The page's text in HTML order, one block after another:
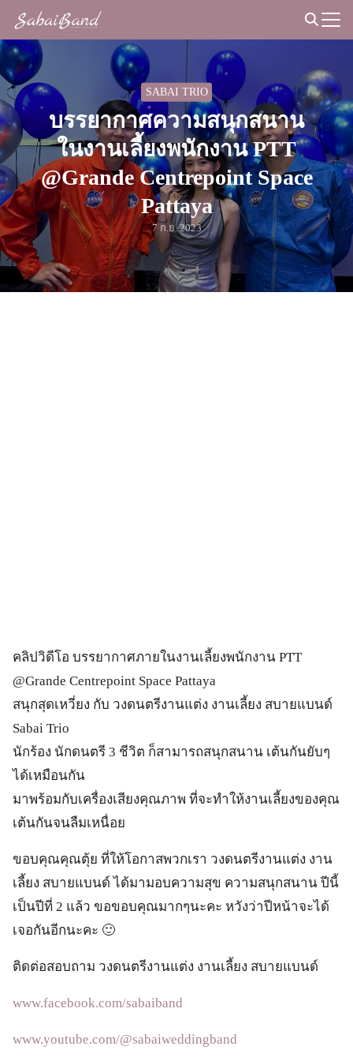
content
Search
for:
SABAI TRIO
บรรยากาศความสนุกสนาน
ในงานเลี้ยงพนักงาน PTT
@Grande Centrepoint Space
Pattaya
7 ก.ย. 2023
คลิปวิดีโอ บรรยากาศภายในงานเลี้ยงพนักงาน PTT
@Grande Centrepoint Space Pattaya
สนุกสุดเหวี่ยง กับ วงดนตรีงานแต่ง งานเลี้ยง สบายแบนด์
Sabai Trio
นักร้อง นักดนตรี 3 ชีวิต ก็สามารถสนุกสนาน เต้นกันยับๆ
ได้เหมือนกัน
มาพร้อมกับเครื่องเสียงคุณภาพ ที่จะทำให้งานเลี้ยงของคุณ
เต้นกันจนลืมเหนื่อย
ขอบคุณคุณตุ้ย ที่ให้โอกาสพวกเรา วงดนตรีงานแต่ง งาน
เลี้ยง สบายแบนด์ ได้มามอบความสุข ความสนุกสนาน ปีนี้
เป็นปีที่ 2 แล้ว ขอขอบคุณมากๆนะคะ หวังว่าปีหน้าจะได้
เจอกันอีกนะคะ 🙂
ติดต่อสอบถาม วงดนตรีงานแต่ง งานเลี้ยง สบายแบนด์
www.facebook.com/sabaiband
www.youtube.com/@sabaiweddingband